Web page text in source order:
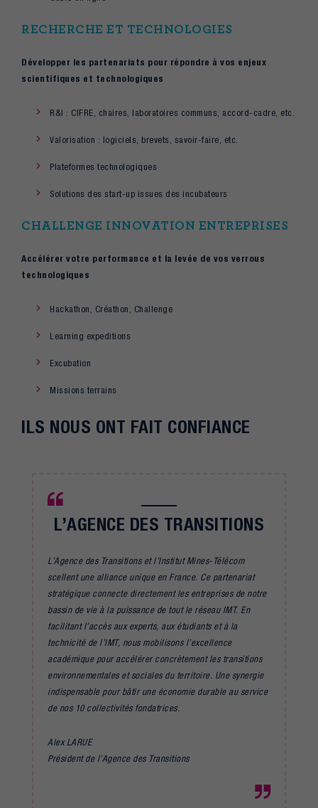
RECHERCHE ET TECHNOLOGIES
Développer les partenariats pour répondre à vos enjeux
scientifiques et technologiques
R&I : CIFRE, chaires, laboratoires communs, accord-cadre, etc.
Valorisation : logiciels, brevets, savoir-faire, etc.
Plateformes technologiques
Solutions des start-up issues des incubateurs
CHALLENGE INNOVATION ENTREPRISES
Accélérer votre performance et la levée de vos verrous
technologiques
Hackathon, Créathon, Challenge
Learning expeditions
Excubation
Missions terrains
ILS NOUS ONT FAIT CONFIANCE
L’AGENCE DES TRANSITIONS
L’Agence des Transitions et l’Institut Mines-Télécom
scellent une alliance unique en France. Ce partenariat
stratégique connecte directement les entreprises de notre
bassin de vie à la puissance de tout le réseau IMT. En
facilitant l’accès aux experts, aux étudiants et à la
technicité de l’IMT, nous mobilisons l’excellence
académique pour accélérer concrètement les transitions
environnementales et sociales du territoire. Une synergie
indispensable pour bâtir une économie durable au service
de nos 10 collectivités fondatrices.
Alex LARUE
Président de l’Agence des Transitions